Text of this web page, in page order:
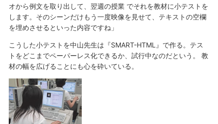
オから例文を取り出して、翌週の授業 でそれを教材に小テストを
します。そのシーンだけもう一度映像を見せて、テキストの空欄
を埋めさせるといった内容ですね」
こうした小テストを中山先生は『SMART-HTML』で作る。テス
トをどこまでペーパーレス化できるか、試行中なのだという。 教
材の幅を広げることにも心を砕いている。